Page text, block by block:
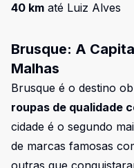
40 km até Luiz Alves
Brusque: A
Malhas
Brusque é o destino
roupas de qualidade
cidade é o segundo
de marcas famosas
outras que